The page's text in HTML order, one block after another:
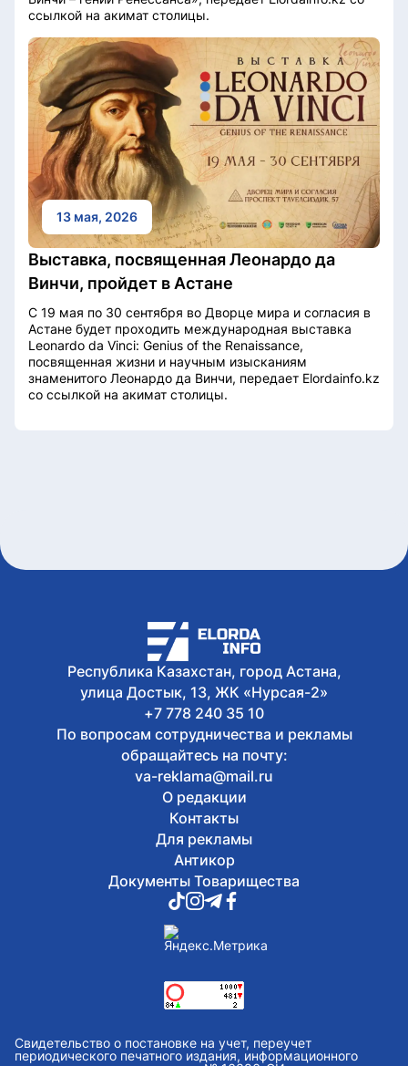
ссылкой на акимат столицы.
13 мая, 2026
Выставка, посвященная Леонардо да
Винчи, пройдет в Астане
С 19 мая по 30 сентября во Дворце мира и согласия в
Астане будет проходить международная выставка
Leonardo da Vinci: Genius of the Renaissance,
посвященная жизни и научным изысканиям
знаменитого Леонардо да Винчи, передает Elordainfo.kz
со ссылкой на акимат столицы.
Республика Казахстан, город Астана,
улица Достык, 13, ЖК «Нурсая-2»
+7 778 240 35 10
По вопросам сотрудничества и рекламы
обращайтесь на почту:
va-reklama@mail.ru
О редакции
Контакты
Для рекламы
Антикор
Документы Товарищества
Свидетельство о постановке на учет, переучет
периодического печатного издания, информационного